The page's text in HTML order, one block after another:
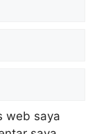
web saya